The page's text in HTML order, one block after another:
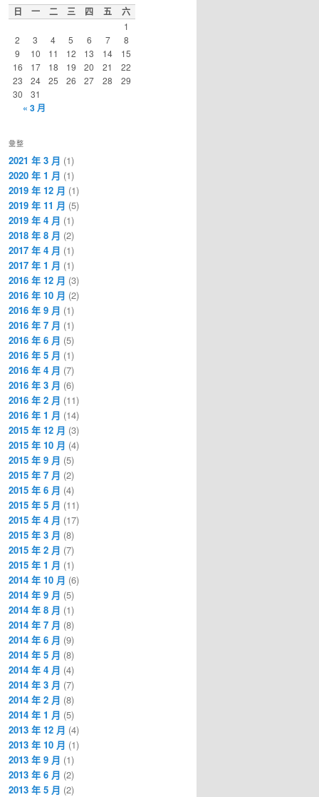
日 一 二 三 四 五 六
1
2
3 4 5 6 7
8
9
10 11 12 13 14
15
16
17 18 19 20 21
22
23
24 25 26 27 28
29
30
31
« 3 月
彙整
2021 年 3 月 (1)
2020 年 1 月 (1)
2019 年 12 月 (1)
2019 年 11 月 (5)
2019 年 4 月 (1)
2018 年 8 月 (2)
2017 年 4 月 (1)
2017 年 1 月 (1)
2016 年 12 月 (3)
2016 年 10 月 (2)
2016 年 9 月 (1)
2016 年 7 月 (1)
2016 年 6 月 (5)
2016 年 5 月 (1)
2016 年 4 月 (7)
2016 年 3 月 (6)
2016 年 2 月 (11)
2016 年 1 月 (14)
2015 年 12 月 (3)
2015 年 10 月 (4)
2015 年 9 月 (5)
2015 年 7 月 (2)
2015 年 6 月 (4)
2015 年 5 月 (11)
2015 年 4 月 (17)
2015 年 3 月 (8)
2015 年 2 月 (7)
2015 年 1 月 (1)
2014 年 10 月 (6)
2014 年 9 月 (5)
2014 年 8 月 (1)
2014 年 7 月 (8)
2014 年 6 月 (9)
2014 年 5 月 (8)
2014 年 4 月 (4)
2014 年 3 月 (7)
2014 年 2 月 (8)
2014 年 1 月 (5)
2013 年 12 月 (4)
2013 年 10 月 (1)
2013 年 9 月 (1)
2013 年 6 月 (2)
2013 年 5 月 (2)